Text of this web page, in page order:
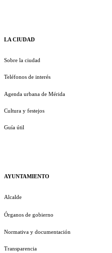
LA CIUDAD
Sobre la ciudad
Teléfonos de interés
Agenda urbana de Mérida
Cultura y festejos
Guía útil
AYUNTAMIENTO
Alcalde
Órganos de gobierno
Normativa y documentación
Transparencia